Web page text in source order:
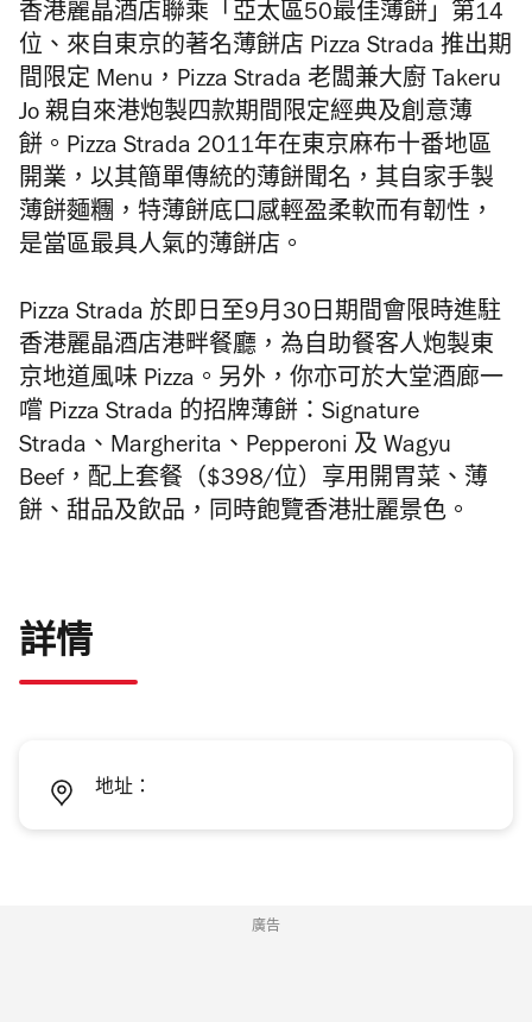
香港麗晶酒店聯乘「亞太區50最佳薄餅」第14
位、來自東京的著名薄餅店 Pizza Strada 推出期
間限定 Menu， Pizza Strada 老闆兼大廚 Takeru
Jo 親自來港炮製四款期間限定經典及創意薄
餅。Pizza Strada 2011年在東京麻布十番地區
開業， 以其簡單傳統的薄餅聞名，其自家手製
薄餅麵糰，特薄餅底口感輕盈柔軟而有韌性，
是當區最具人氣的薄餅店。
Pizza Strada 於即日至9月30日期間會限時進駐
香港麗晶酒店港畔餐廳， 為自助餐客人炮製東
京地道風味 Pizza。 另外，你亦可於大堂酒廊一
嚐 Pizza Strada 的招牌薄餅：Signature
Strada、Margherita、Pepperoni 及 Wagyu
Beef，配上套餐（$398/位）享用開胃菜、薄
餅、甜品及飲品，同時飽覽香港壯麗景色。
詳情
地址：
廣告